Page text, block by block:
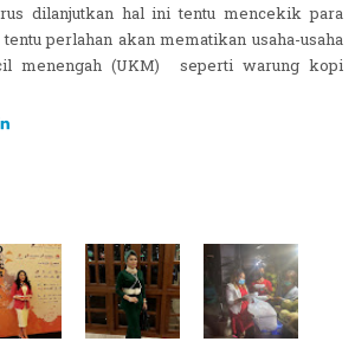
dilanjutkan hal ini tentu mencekik para
perlahan akan mematikan usaha-usaha
menengah (UKM) seperti warung kopi